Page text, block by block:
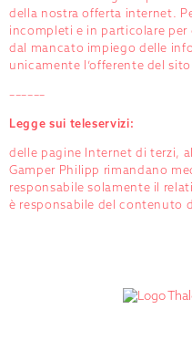
della nostra offerta internet.
incompleti e in particolare per
dal mancato impiego delle
unicamente l’offerente del
––––––
Legge sui teleservizi:
delle pagine Internet di terzi,
Gamper Philipp rimandano
responsabile solamente il
è responsabile del contenuto